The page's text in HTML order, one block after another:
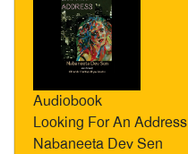
Audiobook
Looking For An Address
Nabaneeta Dev Sen